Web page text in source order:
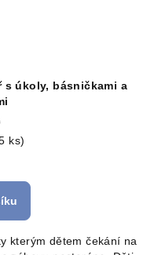
úkoly, básničkami a
ks)
kterým dětem čekání na